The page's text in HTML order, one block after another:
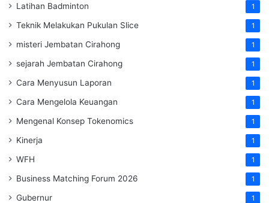
Latihan Badminton 1
Teknik Melakukan Pukulan Slice 1
misteri Jembatan Cirahong 1
sejarah Jembatan Cirahong 1
Cara Menyusun Laporan 1
Cara Mengelola Keuangan 1
Mengenal Konsep Tokenomics 1
Kinerja 1
WFH 1
Business Matching Forum 2026 1
Gubernur 1